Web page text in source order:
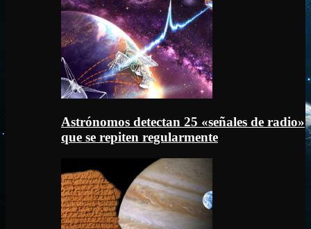
Astrónomos detectan 25 «señales de radio»
que se repiten regularmente